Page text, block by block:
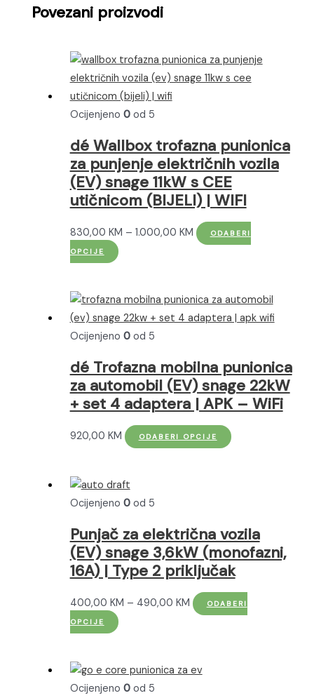
Povezani proizvodi
Ocijenjeno 0od 5
dé Wallbox trofazna punionica
za punjenje električnih vozila
(EV) snage 11kW s CEE
utičnicom (BIJELI) | WIFI
830,00 KM – 1.000,00 KMRaspon
do
1.000,00 KM
ODABERI
OPCIJE
Ovaj
više
varijanti.
Opcije
se
mogu
odabrati
na
stranici
proizvoda
Ocijenjeno 0od 5
dé Trofazna mobilna punionica
za automobil (EV) snage 22kW
+ set 4 adaptera | APK – WiFi
920,00 KM ODABERI OPCIJE
Ovaj
Opcije
se
mogu
odabrati
na
stranici
Ocijenjeno 0od 5
Punjač za električna vozila
(EV) snage 3,6kW (monofazni,
16A) | Type 2 priključak
400,00 KM – 490,00 KMRaspon
do
ODABERI
OPCIJE
Ovaj
više
varijanti.
Ocijenjeno 0od 5